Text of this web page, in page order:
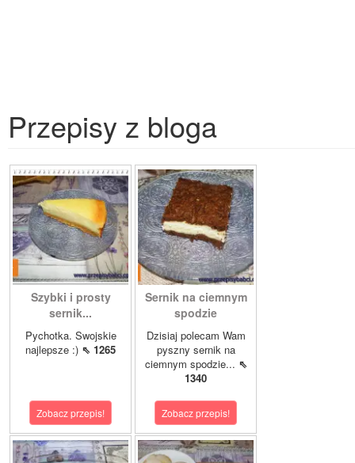
Przepisy z bloga
Szybki i prosty
sernik...
Pychotka. Swojskie
najlepsze :) ⇖ 1265
Zobacz przepis!
Sernik na ciemnym
spodzie
Dzisiaj polecam Wam
pyszny sernik na
ciemnym spodzie... ⇖
1340
Zobacz przepis!